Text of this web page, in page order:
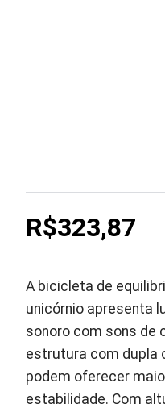
R$323,87
A bicicleta de
unicórnio apresenta
sonoro com sons de
estrutura com dupla
podem oferecer
estabilidade. Com